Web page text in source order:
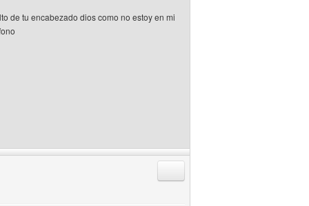
de tu encabezado dios como no estoy en mi